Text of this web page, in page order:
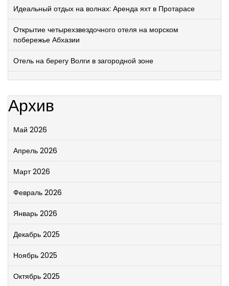
Идеальный отдых на волнах: Аренда яхт в Протарасе
Открытие четырехзвездочного отеля на морском
побережье Абхазии
Отель на берегу Волги в загородной зоне
Архив
Май 2026
Апрель 2026
Март 2026
Февраль 2026
Январь 2026
Декабрь 2025
Ноябрь 2025
Октябрь 2025